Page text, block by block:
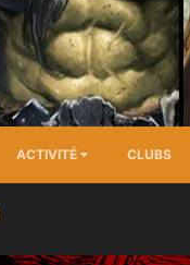
ACTIVITÉ CLUBS